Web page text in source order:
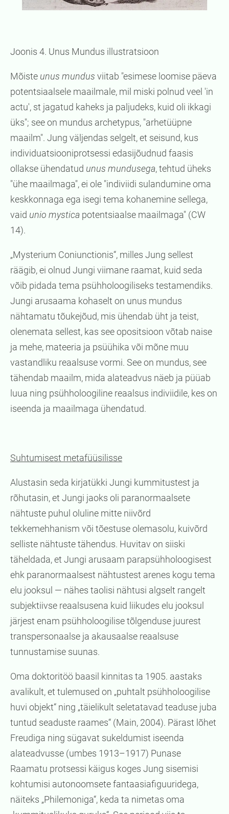
Joonis 4. Unus Mundus illustratsioon
Mõiste unus mundus viitab "esimese loomise päeva
potentsiaalsele maailmale, mil miski polnud veel 'in
actu', st jagatud kaheks ja paljudeks, kuid oli ikkagi
üks"; see on mundus archetypus, "arhetüüpne
maailm". Jung väljendas selgelt, et seisund, kus
individuatsiooniprotsessi edasijõudnud faasis
ollakse ühendatud unus mundusega, tehtud üheks
"ühe maailmaga", ei ole "indiviidi sulandumine oma
keskkonnaga ega isegi tema kohanemine sellega,
vaid unio mystica potentsiaalse maailmaga" (CW
14).
„Mysterium Coniunctionis“, milles Jung sellest
räägib, ei olnud Jungi viimane raamat, kuid seda
võib pidada tema psühholoogiliseks testamendiks.
Jungi arusaama kohaselt on unus mundus
nähtamatu tõukejõud, mis ühendab üht ja teist,
olenemata sellest, kas see opositsioon võtab naise
ja mehe, mateeria ja psüühika või mõne muu
vastandliku reaalsuse vormi. See on mundus, see
tähendab maailm, mida alateadvus näeb ja püüab
luua ning psühholoogiline reaalsus indiviidile, kes on
iseenda ja maailmaga ühendatud.
Suhtumisest metafüüsilisse
Alustasin seda kirjatükki Jungi kummitustest ja
rõhutasin, et Jungi jaoks oli paranormaalsete
nähtuste puhul oluline mitte niivõrd
tekkemehhanism või tõestuse olemasolu, kuivõrd
selliste nähtuste tähendus. Huvitav on siiski
täheldada, et Jungi arusaam parapsühholoogisest
ehk paranormaalsest nähtustest arenes kogu tema
elu jooksul — nähes taolisi nähtusi algselt rangelt
subjektiivse reaalsusena kuid liikudes elu jooksul
järjest enam psühholoogilise tõlgenduse juurest
transpersonaalse ja akausaalse reaalsuse
tunnustamise suunas.
Oma doktoritöö baasil kinnitas ta 1905. aastaks
avalikult, et tulemused on „puhtalt psühholoogilise
huvi objekt“ ning „täielikult seletatavad teaduse juba
tuntud seaduste raames“ (Main, 2004). Pärast lõhet
Freudiga ning sügavat sukeldumist iseenda
alateadvusse (umbes 1913–1917) Punase
Raamatu protsessi käigus koges Jung sisemisi
kohtumisi autonoomsete fantaasiafiguuridega,
näiteks „Philemoniga“, keda ta nimetas oma